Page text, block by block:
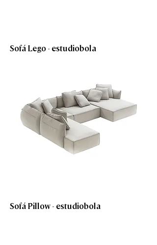
Sofá Lego - estudiobola
Sofá Pillow - estudiobola